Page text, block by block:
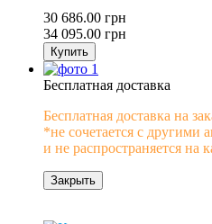
30 686.00 грн
34 095.00 грн
Купить
Бесплатная доставка
Бесплатная доставка на
*не сочетается с
и не распространяется на
Закрыть